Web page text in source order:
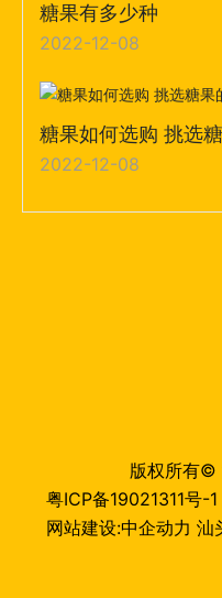
糖果有多少种
2022-12-08
糖果如何选购 挑选
2022-12-08
版权所有©
粤ICP备19021311号-1
网站建设:中企动力 汕